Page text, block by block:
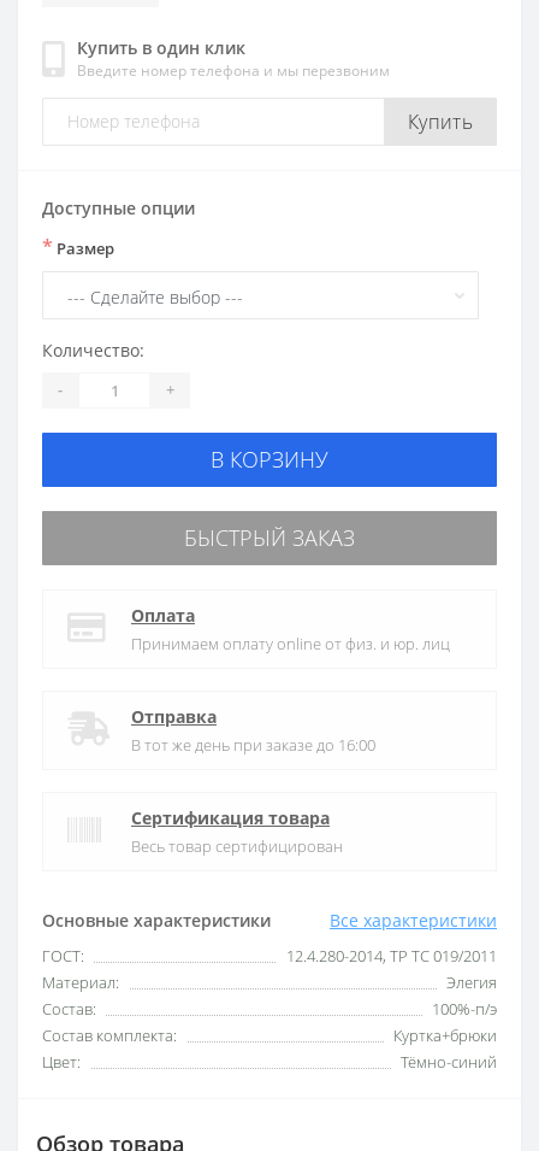
Купить в один клик
Введите номер телефона и мы перезвоним
Купить
Основные характеристики Все характеристики
ГОСТ:
12.4.280-2014, ТР ТС 019/2011
Материал:
Элегия
Состав:
100%-п/э
Состав комплекта:
Куртка+брюки
Цвет:
Тёмно-синий
Доступные опции
* Размер
Количество:
- +
В КОРЗИНУ
БЫСТРЫЙ ЗАКАЗ
Оплата
Принимаем оплату online от физ. и юр. лиц
Отправка
В тот же день при заказе до 16:00
Сертификация товара
Весь товар сертифицирован
Обзор товара